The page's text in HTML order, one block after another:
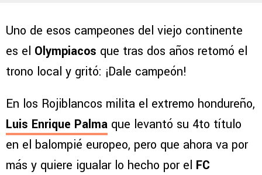
Uno de esos campeones del viejo continente
es el Olympiacos que tras dos años retomó el
trono local y gritó: ¡Dale campeón!
En los Rojiblancos milita el extremo hondureño,
Luis Enrique Palma que levantó su 4to título
en el balompié europeo, pero que ahora va por
más y quiere igualar lo hecho por el FC